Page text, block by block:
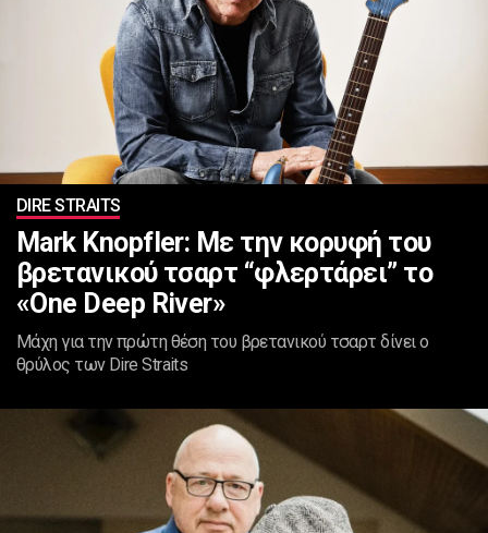
DIRE STRAITS
Mark Knopfler: Με την κορυφή του
βρετανικού τσαρτ “φλερτάρει” το
«One Deep River»
Mάχη για την πρώτη θέση του βρετανικού τσαρτ δίνει ο
θρύλος των Dire Straits